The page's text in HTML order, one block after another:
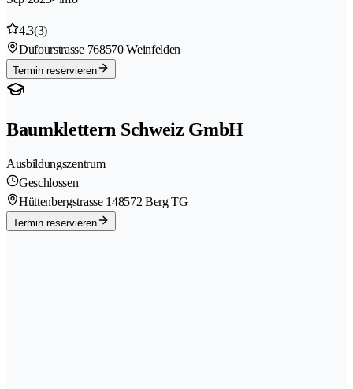
4.3(3)
Dufourstrasse 768570 Weinfelden
Termin reservieren
Baumklettern Schweiz GmbH
Ausbildungszentrum
Geschlossen
Hüttenbergstrasse 148572 Berg TG
Termin reservieren